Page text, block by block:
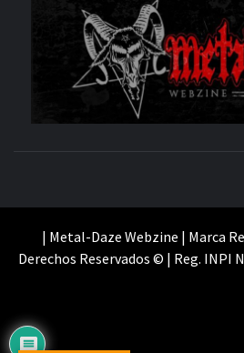
| Metal-Daze Webzine | Marca
Derechos Reservados © | Reg. INPI